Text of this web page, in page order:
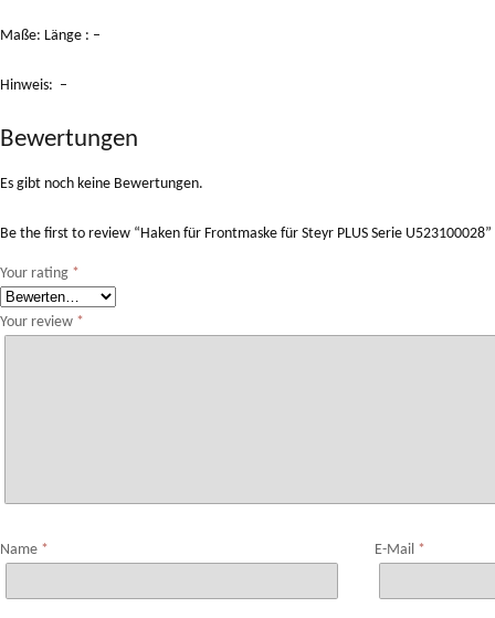
Maße: Länge : –
Hinweis: –
Bewertungen
Es gibt noch keine Bewertungen.
Be the first to review “Haken für Frontmaske für Steyr PLUS Serie U523100028”
Your rating *
Your review *
Name * E-Mail *